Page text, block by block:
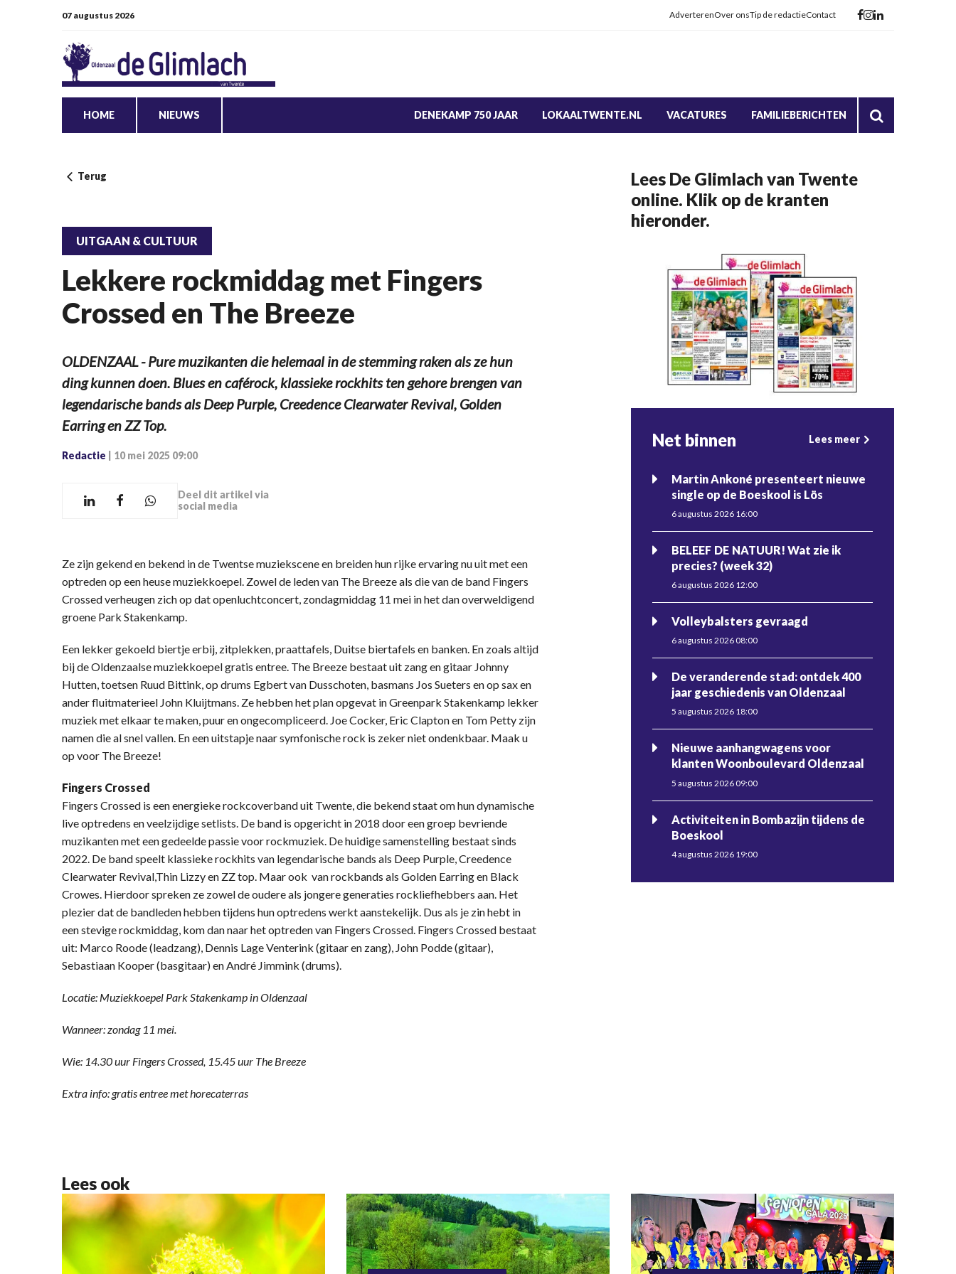
07 augustus 2026 AdverterenOver onsTip de redactieContact
HOME NIEUWS DENEKAMP 750 JAAR LOKAALTWENTE.NL VACATURES FAMILIEBERICHTEN
Terug
UITGAAN & CULTUUR
Lekkere rockmiddag met Fingers
Crossed en The Breeze
OLDENZAAL - Pure muzikanten die helemaal in de stemming raken als ze hun
ding kunnen doen. Blues en caférock, klassieke rockhits ten gehore brengen van
legendarische bands als Deep Purple, Creedence Clearwater Revival, Golden
Earring en ZZ Top.
Redactie 10 mei 2025 09:00
Deel dit artikel via
social media
Ze zijn gekend en bekend in de Twentse muziekscene en breiden hun rijke ervaring nu uit met een
optreden op een heuse muziekkoepel. Zowel de leden van The Breeze als die van de band Fingers
Crossed verheugen zich op dat openluchtconcert, zondagmiddag 11 mei in het dan overweldigend
groene Park Stakenkamp.
Een lekker gekoeld biertje erbij, zitplekken, praattafels, Duitse biertafels en banken. En zoals altijd
bij de Oldenzaalse muziekkoepel gratis entree. The Breeze bestaat uit zang en gitaar Johnny
Hutten, toetsen Ruud Bittink, op drums Egbert van Dusschoten, basmans Jos Sueters en op sax en
ander fluitmaterieel John Kluijtmans. Ze hebben het plan opgevat in Greenpark Stakenkamp lekker
muziek met elkaar te maken, puur en ongecompliceerd. Joe Cocker, Eric Clapton en Tom Petty zijn
namen die al snel vallen. En een uitstapje naar symfonische rock is zeker niet ondenkbaar. Maak u
op voor The Breeze!
Fingers Crossed
Fingers Crossed is een energieke rockcoverband uit Twente, die bekend staat om hun dynamische
live optredens en veelzijdige setlists. De band is opgericht in 2018 door een groep bevriende
muzikanten met een gedeelde passie voor rockmuziek. De huidige samenstelling bestaat sinds
2022. De band speelt klassieke rockhits van legendarische bands als Deep Purple, Creedence
Clearwater Revival,Thin Lizzy en ZZ top. Maar ook van rockbands als Golden Earring en Black
Crowes. Hierdoor spreken ze zowel de oudere als jongere generaties rockliefhebbers aan. Het
plezier dat de bandleden hebben tijdens hun optredens werkt aanstekelijk. Dus als je zin hebt in
een stevige rockmiddag, kom dan naar het optreden van Fingers Crossed. Fingers Crossed bestaat
uit: Marco Roode (leadzang), Dennis Lage Venterink (gitaar en zang), John Podde (gitaar),
Sebastiaan Kooper (basgitaar) en André Jimmink (drums).
Locatie: Muziekkoepel Park Stakenkamp in Oldenzaal
Wanneer: zondag 11 mei.
Wie: 14.30 uur Fingers Crossed, 15.45 uur The Breeze
Extra info: gratis entree met horecaterras
Lees De Glimlach van Twente
online. Klik op de kranten
hieronder.
Net binnen Lees meer
Martin Ankoné presenteert nieuwe
single op de Boeskool is Lös
6 augustus 2026 16:00
BELEEF DE NATUUR! Wat zie ik
precies? (week 32)
6 augustus 2026 12:00
Volleybalsters gevraagd
6 augustus 2026 08:00
De veranderende stad: ontdek 400
jaar geschiedenis van Oldenzaal
5 augustus 2026 18:00
Nieuwe aanhangwagens voor
klanten Woonboulevard Oldenzaal
5 augustus 2026 09:00
Activiteiten in Bombazijn tijdens de
Boeskool
4 augustus 2026 19:00
Lees ook